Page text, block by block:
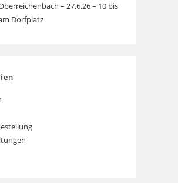
– 27.6.26 – 10 bis
Dorfplatz